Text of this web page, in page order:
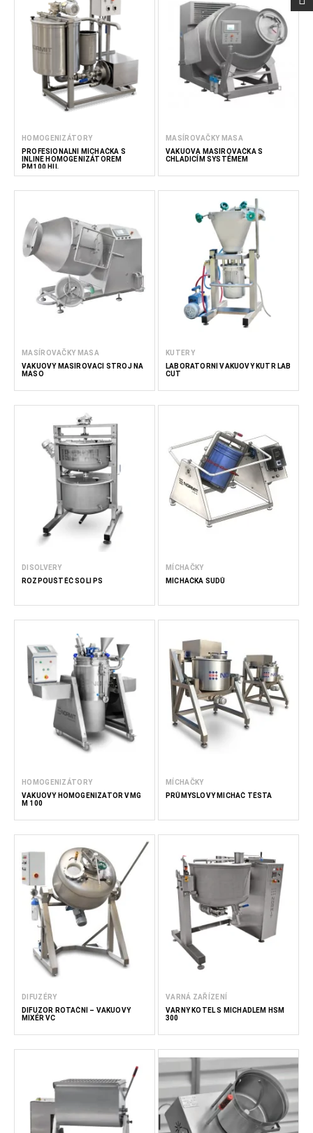
HOMOGENIZÁTORY
PROFESIONÁLNÍ MÍCHAČKA S
INLINE HOMOGENIZÁTOREM
PM100 HIL
MASÍROVAČKY MASA
VAKUOVÁ MASÍROVAČKA S
CHLADICÍM SYSTÉMEM
MASÍROVAČKY MASA
VAKUOVÝ MASÍROVACÍ STROJ NA
MASO
KUTERY
LABORATORNÍ VAKUOVÝ KUTR LAB
CUT
DISOLVERY
ROZPOUŠTĚČ SOLI PS
MÍCHAČKY
MÍCHAČKA SUDŮ
HOMOGENIZÁTORY
VAKUOVÝ HOMOGENIZÁTOR VMG
M 100
MÍCHAČKY
PRŮMYSLOVÝ MÍCHAČ TĚSTA
DIFUZÉRY
DIFUZOR ROTAČNÍ – VAKUOVÝ
MIXÉR VC
VARNÁ ZAŘÍZENÍ
VARNÝ KOTEL S MÍCHADLEM HSM
300